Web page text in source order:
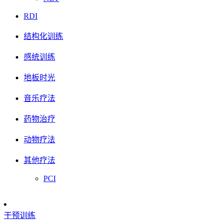
RDI
结构化训练
感统训练
地板时光
音乐疗法
药物治疗
动物疗法
其他疗法
PCI
干预训练